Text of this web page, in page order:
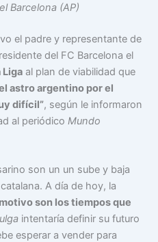
Barcelona (AP)
el padre y representante de
del FC Barcelona el
Liga al plan de viabilidad que
astro argentino por el
difícil”, según le informaron
al periódicoMundo
son un un sube y baja
A día de hoy, la
son los tiempos que
intentaría definir su futuro
esperar a vender para